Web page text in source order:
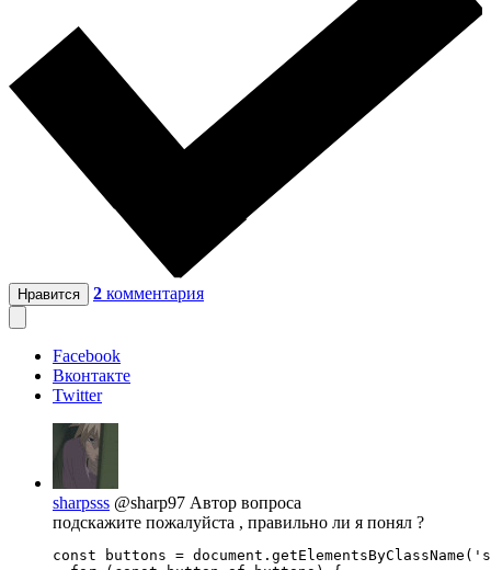
Нравится 2 комментария
Facebook
Вконтакте
Twitter
sharpsss @sharp97 Автор вопроса
подскажите пожалуйста , правильно ли я понял ?
const buttons =